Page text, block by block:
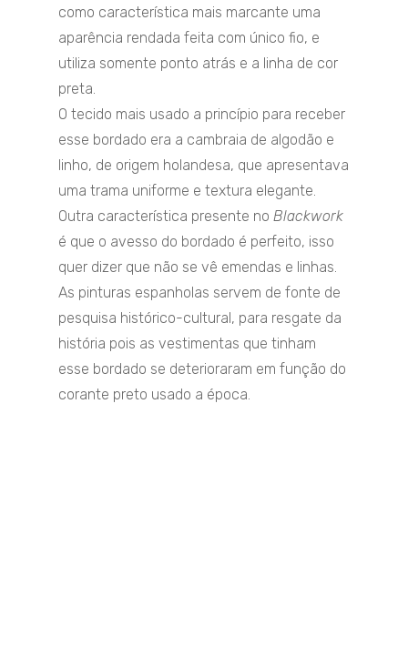
como característica mais marcante uma
aparência rendada feita com único fio, e
utiliza somente ponto atrás e a linha de cor
preta.
O tecido mais usado a princípio para receber
esse bordado era a cambraia de algodão e
linho, de origem holandesa, que apresentava
uma trama uniforme e textura elegante.
Outra característica presente no Blackwork
é que o avesso do bordado é perfeito, isso
quer dizer que não se vê emendas e linhas.
As pinturas espanholas servem de fonte de
pesquisa histórico-cultural, para resgate da
história pois as vestimentas que tinham
esse bordado se deterioraram em função do
corante preto usado a época.